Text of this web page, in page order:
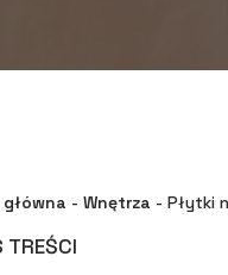
- Wnętrza - Płytki
TREŚCI